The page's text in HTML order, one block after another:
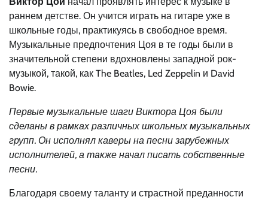
раннем детстве. Он учится играть на гитаре уже в
школьные годы, практикуясь в свободное время.
Музыкальные предпочтения Цоя в те годы были в
значительной степени вдохновлены западной рок-
музыкой, такой, как The Beatles, Led Zeppelin и David
Bowie.
Первые музыкальные шаги Виктора Цоя были
сделаны в рамках различных школьных музыкальных
групп. Он исполнял каверы на песни зарубежных
исполнителей, а также начал писать собственные
песни.
Благодаря своему таланту и страстной преданности